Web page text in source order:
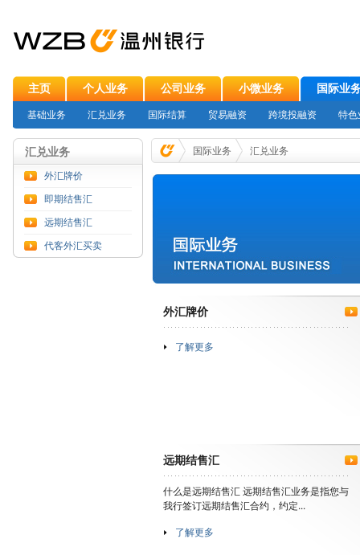
主页 个人业务 公司业务 小微业务 国际业
基础业务 汇兑业务 国际结算 贸易融资 跨境投融资 特色
汇兑业务
外汇牌价
即期结售汇
远期结售汇
代客外汇买卖
国际业务 汇兑业务
外汇牌价
了解更多
远期结售汇
什么是远期结售汇 远期结售汇业务是指您与
我行签订远期结售汇合约，约定...
了解更多